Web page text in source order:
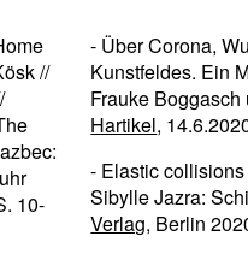
//
10-
- Über Corona,
Kunstfeldes. Ein
Frauke
Hartikel,
- Elastic
Sibylle Jazra:
Verlag, Berlin